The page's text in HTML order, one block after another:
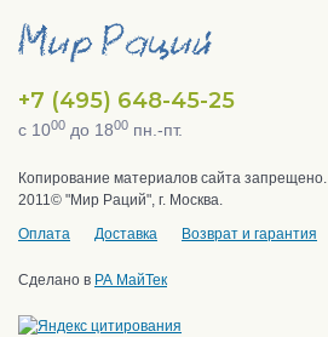
+7 (495) 648-45-25
с 1000 до 1800 пн.-пт.
Копирование материалов сайта запрещено.
2011© "Мир Раций", г. Москва.
Оплата
Доставка Возврат и гарантия
Сделано в РА МайТек